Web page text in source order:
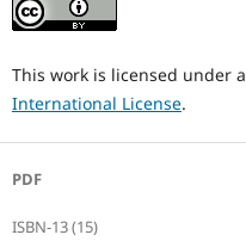
This work is licensed under a
International License.
PDF
ISBN-13 (15)